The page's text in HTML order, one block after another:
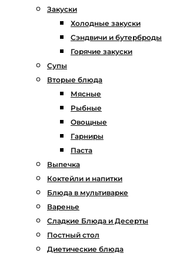
Закуски
Холодные закуски
Сэндвичи и бутерброды
Горячие закуски
Супы
Вторые блюда
Мясные
Рыбные
Овощные
Гарниры
Паста
Выпечка
Коктейли и напитки
Блюда в мультиварке
Варенье
Сладкие Блюда и Десерты
Постный стол
Диетические блюда